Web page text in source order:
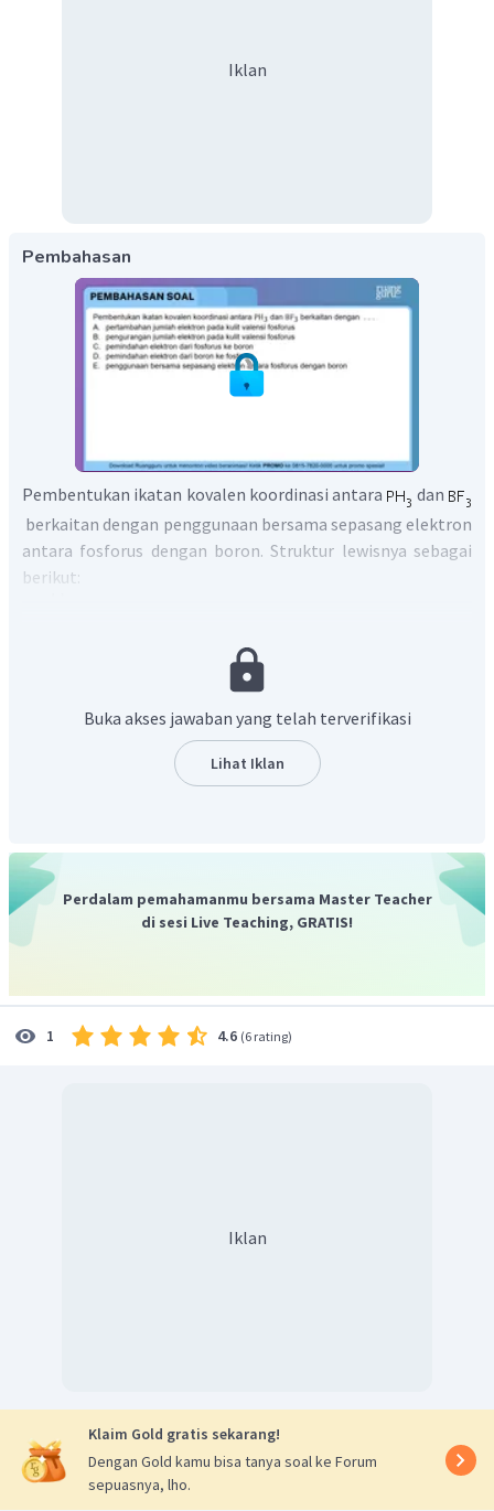
Iklan
Pembahasan
Pembentukan ikatan kovalen koordinasi antara
dan
berkaitan dengan penggunaan bersama sepasang elektron
antara fosforus dengan boron. Struktur lewisnya sebagai
berikut:
memiliki 1 pasangan elektron bebas yang
disumbangkan kepada senyawa
.
Jadi, jawaban yang benar adalah E.
Buka akses jawaban yang telah terverifikasi
Lihat Iklan
Perdalam pemahamanmu bersama Master Teacher
di sesi Live Teaching, GRATIS!
1 4.6 (6 rating)
Iklan
Klaim Gold gratis sekarang!
Dengan Gold kamu bisa tanya soal ke Forum
sepuasnya, lho.